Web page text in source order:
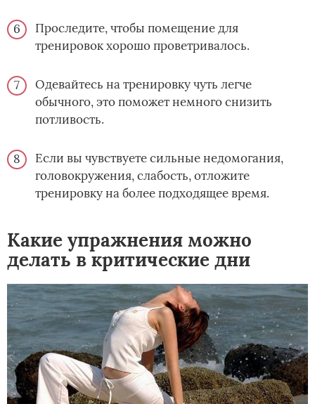
Проследите, чтобы помещение для
тренировок хорошо проветривалось.
Одевайтесь на тренировку чуть легче
обычного, это поможет немного снизить
потливость.
Если вы чувствуете сильные недомогания,
головокружения, слабость, отложите
тренировку на более подходящее время.
Какие упражнения можно
делать в критические дни